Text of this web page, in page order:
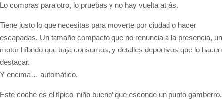
Lo compras para otro, lo pruebas y no hay vuelta atrás.
Tiene justo lo que necesitas para moverte por ciudad o hacer
escapadas. Un tamaño compacto que no renuncia a la presencia, un
motor híbrido que baja consumos, y detalles deportivos que lo hacen
destacar.
Y encima… automático.
Este coche es el típico ‘niño bueno’ que esconde un punto gamberro.